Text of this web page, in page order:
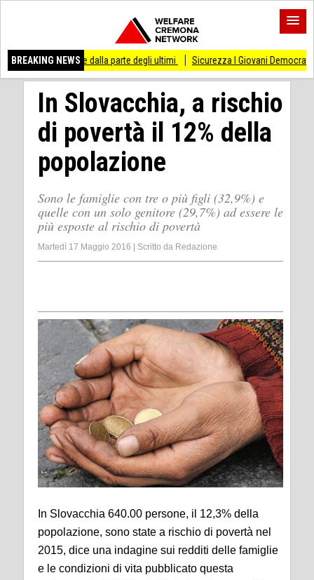
BREAKING NEWS
di stare dalla parte degli ultimi Sicurezza I Giovani Democratici ribattono
In Slovacchia, a rischio
di povertà il 12% della
popolazione
Sono le famiglie con tre o più figli (32,9%) e
quelle con un solo genitore (29,7%) ad essere le
più esposte al rischio di povertà
Martedì 17 Maggio 2016 Scritto da Redazione
In Slovacchia 640.00 persone, il 12,3% della
popolazione, sono state a rischio di povertà nel
2015, dice una indagine sui redditi delle famiglie
e le condizioni di vita pubblicato questa